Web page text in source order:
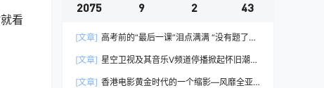
看
2075 9 2 43
[文章] 高考前的“最后一课”泪点满满 “没有题了，
高考！
[文章] 星空卫视及其音乐V频道停播掀起怀旧潮，
[文章] 香港电影黄金时代的一个缩影—风靡全亚